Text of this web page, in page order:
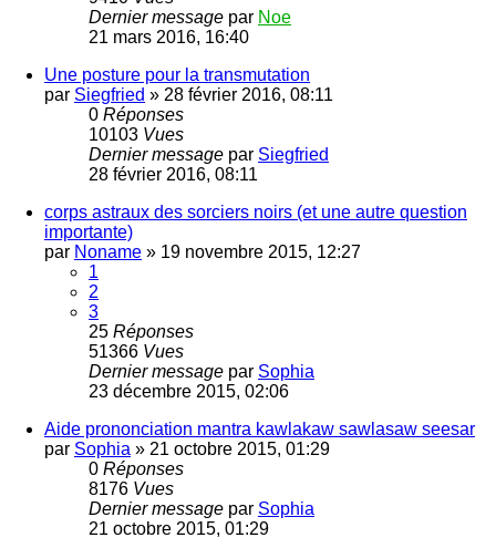
Dernier message par Noe
21 mars 2016, 16:40
Une posture pour la transmutation
par Siegfried » 28 février 2016, 08:11
0 Réponses
10103 Vues
Dernier message par Siegfried
28 février 2016, 08:11
corps astraux des sorciers noirs (et une autre question
importante)
par Noname » 19 novembre 2015, 12:27
1
2
3
25 Réponses
51366 Vues
Dernier message par Sophia
23 décembre 2015, 02:06
Aide prononciation mantra kawlakaw sawlasaw seesar
par Sophia » 21 octobre 2015, 01:29
0 Réponses
8176 Vues
Dernier message par Sophia
21 octobre 2015, 01:29